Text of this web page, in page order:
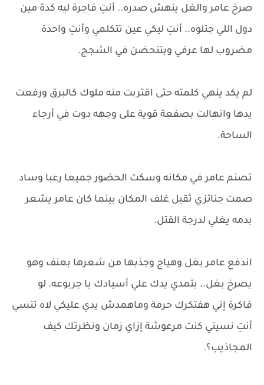
صرخ عامر والغل ينهش صدره.. أنتِ فاجرة ليه كدة مين
دول اللي جتلوه.. أنتِ ليكي عين تتكلمي وأنتِ واحدة
مضروب لها عرفي وبتتحضن في الشجج.
لم يكد ينهي كلمته حتى اقتربت منه ملوك كالبرق ورفعت
يدها وانهالت بصفعة قوية على وجهه دوت في أرجاء
الساحة.
تصنم عامر في مكانه وسكت الحضور جميعا رعبا وساد
صمت جنائزي ثقيل غلف المكان بينما كان عامر يشعر
بدمه يغلي لدرجة القتل.
اندفع عامر بغل وهياج وجذبها من شعرها بعنف وهو
يصرخ بغل.. بتمدي يدك علي أسيادك يا جربوعه. لو
فاكرة إني هفتكرك حرمة وماهمدش يدي عليكي لاه تنسي
أنتِ نسيتي كنت مرعوشة إزاي زمان ونظرتك كيف
المجاذيب؟.